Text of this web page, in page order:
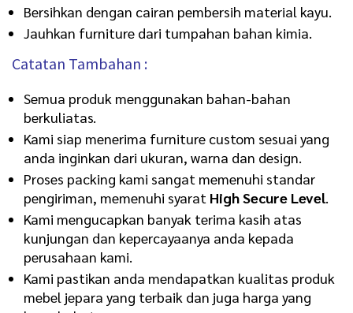
Bersihkan dengan cairan pembersih material kayu.
Jauhkan furniture dari tumpahan bahan kimia.
Catatan Tambahan :
Semua produk menggunakan bahan-bahan
berkuliatas.
Kami siap menerima furniture custom sesuai yang
anda inginkan dari ukuran, warna dan design.
Proses packing kami sangat memenuhi standar
pengiriman, memenuhi syarat High Secure Level.
Kami mengucapkan banyak terima kasih atas
kunjungan dan kepercayaanya anda kepada
perusahaan kami.
Kami pastikan anda mendapatkan kualitas produk
mebel jepara yang terbaik dan juga harga yang